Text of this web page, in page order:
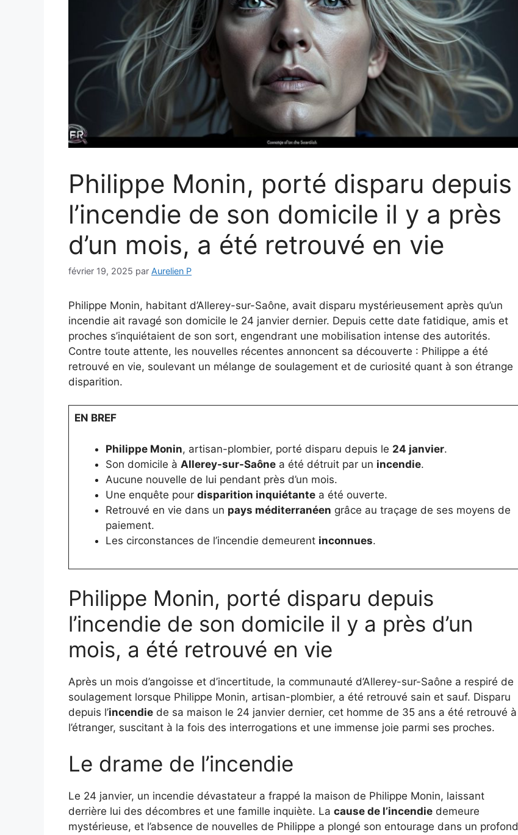
Philippe Monin, porté disparu depuis
l’incendie de son domicile il y a près
d’un mois, a été retrouvé en vie
février 19, 2025 par Aurelien P
Philippe Monin, habitant d’Allerey-sur-Saône, avait disparu mystérieusement après qu’un
incendie ait ravagé son domicile le 24 janvier dernier. Depuis cette date fatidique, amis et
proches s’inquiétaient de son sort, engendrant une mobilisation intense des autorités.
Contre toute attente, les nouvelles récentes annoncent sa découverte : Philippe a été
retrouvé en vie, soulevant un mélange de soulagement et de curiosité quant à son étrange
disparition.
EN BREF
Philippe Monin, artisan-plombier, porté disparu depuis le 24 janvier.
Son domicile à Allerey-sur-Saônea été détruit par un incendie.
Aucune nouvelle de lui pendant près d’un mois.
Une enquête pour disparition inquiétantea été ouverte.
Retrouvé en vie dans un pays méditerranéen grâce au traçage de ses moyens de
paiement.
Les circonstances de l’incendie demeurent inconnues.
Philippe Monin, porté disparu depuis
l’incendie de son domicile il y a près d’un
mois, a été retrouvé en vie
Après un mois d’angoisse et d’incertitude, la communauté d’Allerey-sur-Saône a respiré de
soulagement lorsque Philippe Monin, artisan-plombier, a été retrouvé sain et sauf. Disparu
depuis l’incendie de sa maison le 24 janvier dernier, cet homme de 35 ans a été retrouvé à
l’étranger, suscitant à la fois des interrogations et une immense joie parmi ses proches.
Le drame de l’incendie
Le 24 janvier, un incendie dévastateur a frappé la maison de Philippe Monin, laissant
derrière lui des décombres et une famille inquiète. La cause de l’incendie demeure
mystérieuse, et l’absence de nouvelles de Philippe a plongé son entourage dans un profond